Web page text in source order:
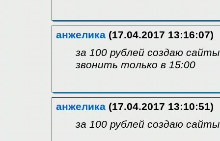
анжелика (17.04.2017 13:16:07)
за 100 рублей создаю
звонить только в 15:00
анжелика (17.04.2017 13:10:51)
за 100 рублей создаю